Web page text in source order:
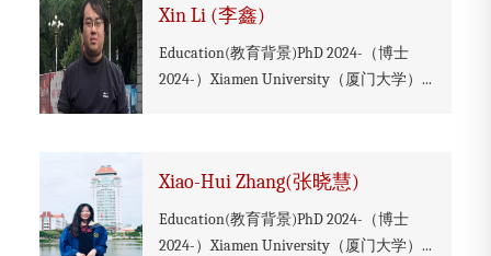
Xin Li (李鑫)
Education(教育背景)PhD 2024-（博士
2024-）Xiamen University（厦门大学）...
Xiao-Hui Zhang(张晓慧)
Education(教育背景)PhD 2024-（博士
2024-）Xiamen University（厦门大学）...